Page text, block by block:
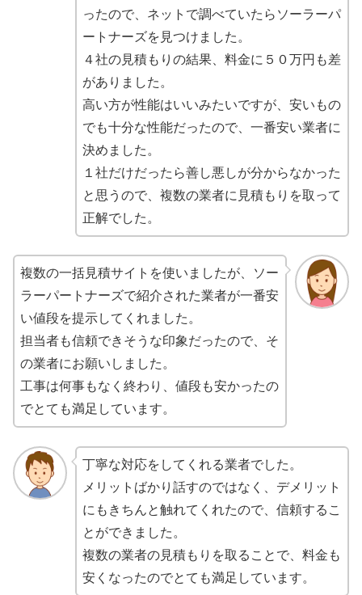
ったので、ネットで調べていたらソーラーパ
ートナーズを見つけました。
４社の見積もりの結果、料金に５０万円も差
がありました。
高い方が性能はいいみたいですが、安いもの
でも十分な性能だったので、一番安い業者に
決めました。
１社だけだったら善し悪しが分からなかった
と思うので、複数の業者に見積もりを取って
正解でした。
複数の一括見積サイトを使いましたが、ソー
ラーパートナーズで紹介された業者が一番安
い値段を提示してくれました。
担当者も信頼できそうな印象だったので、そ
の業者にお願いしました。
工事は何事もなく終わり、値段も安かったの
でとても満足しています。
丁寧な対応をしてくれる業者でした。
メリットばかり話すのではなく、デメリット
にもきちんと触れてくれたので、信頼するこ
とができました。
複数の業者の見積もりを取ることで、料金も
安くなったのでとても満足しています。